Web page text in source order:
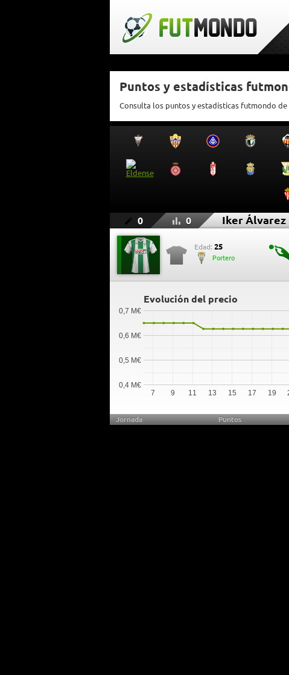
Puntos y estadísticas
Consulta los puntos y estadísticas futmondo
0 0 Iker Álvarez
Edad: 25
Portero
Evolución del precio
7 9 11 13 15 17 19
0,4 M€
0,5 M€
0,6 M€
0,7 M€
Jornada Puntos